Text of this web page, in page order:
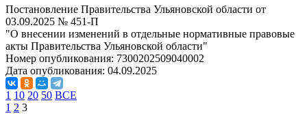
Постановление Правительства Ульяновской области от
03.09.2025 № 451-П
"О внесении изменений в отдельные нормативные правовые
акты Правительства Ульяновской области"
Номер опубликования: 7300202509040002
Дата опубликования: 04.09.2025
1 10 20 50 ВСЕ
1 2 3